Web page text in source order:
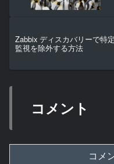
Zabbix ディスカバリーで特
監視を除外する方法
コメント
コメ